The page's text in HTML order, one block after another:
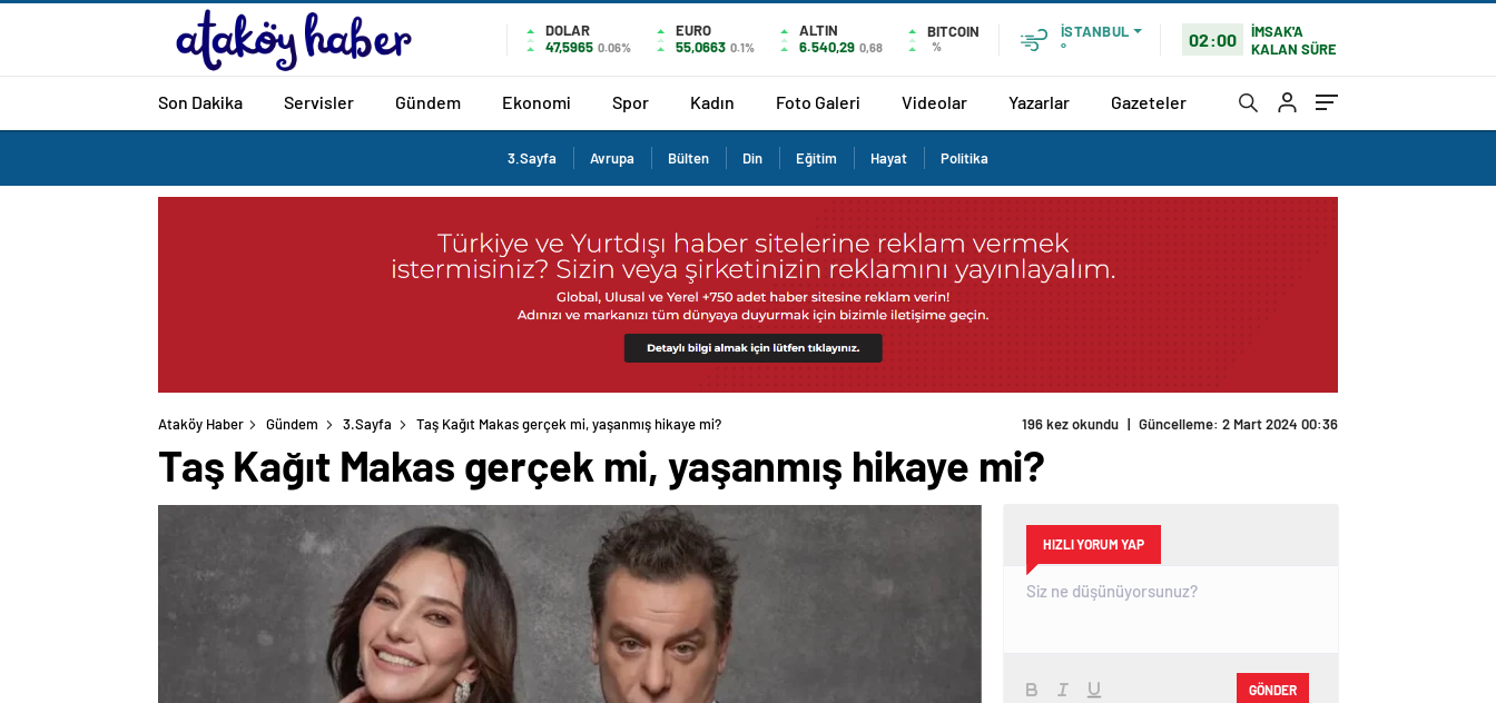
DOLAR
47,5965 0.06%
EURO
55,0663 0.1%
ALTIN
6.540,29 0,68
BITCOIN
%
İSTANBUL
°
02:00
İMSAK'A
KALAN SÜRE
Son Dakika Servisler Gündem Ekonomi Spor Kadın Foto Galeri Videolar Yazarlar Gazeteler
3.Sayfa Avrupa Bülten Din Eğitim Hayat Politika
Ataköy Haber Gündem 3.Sayfa Taş Kağıt Makas gerçek mi, yaşanmış hikaye mi? 196 kez okundu | Güncelleme: 2 Mart 2024 00:36
Taş Kağıt Makas gerçek mi, yaşanmış hikaye mi?
HIZLI YORUM YAP
GÖNDER